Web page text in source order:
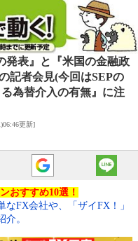
発表』と『米国の金融政
記者会見(今回はSEPの
為替介入の有無』に注
更新]
おすすめ10選！
FX会社や、「ザイFX！」
。